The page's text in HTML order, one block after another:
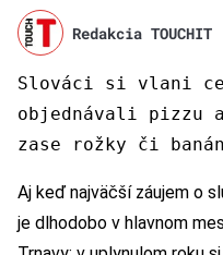
Redakcia TOUCHIT
Slováci si vlani
objednávali pizzu
zase rožky či
Aj keď najväčší záujem o
je dlhodobo v hlavnom